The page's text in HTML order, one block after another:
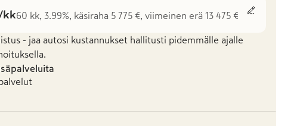
kk60 kk, 3.99%, käsiraha 5 775 €, viimeinen erä 13 475 €
- jaa autosi kustannukset hallitusti pidemmälle ajalle